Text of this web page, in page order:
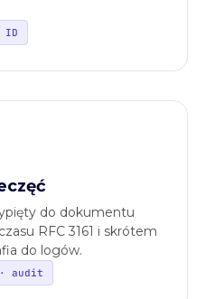
ID
do dokumentu
RFC 3161 i skrótem
do logów.
· audit